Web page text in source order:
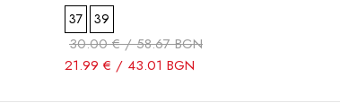
37 39
30.00 € / 58.67 BGN
21.99 € / 43.01 BGN